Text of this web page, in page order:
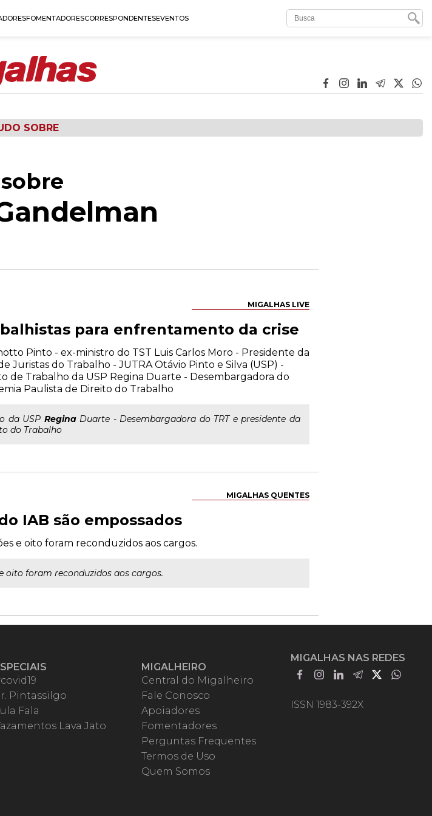
FOMENTADORESCORRESPONDENTESEVENTOS
SOBRE
MIGALHAS LIVE
para enfrentamento da crise
Pinto - ex-ministro do TST Luis Carlos Moro - Presidente da
Juristas do Trabalho - JUTRA Otávio Pinto e Silva (USP) -
de Trabalho da USP Regina Duarte - Desembargadora do
Paulista de Direito do Trabalho
da USP ReginaDuarte - Desembargadora do TRT e presidente da
do Trabalho
MIGALHAS QUENTES
IAB são empossados
e oito foram reconduzidos aos cargos.
oito foram reconduzidos aos cargos.
Pintassilgo
Fala
Lava Jato
MIGALHEIRO
Central do Migalheiro
Fale Conosco
Apoiadores
Fomentadores
Perguntas Frequentes
Termos de Uso
Quem Somos
MIGALHAS NAS REDES
ISSN 1983-392X